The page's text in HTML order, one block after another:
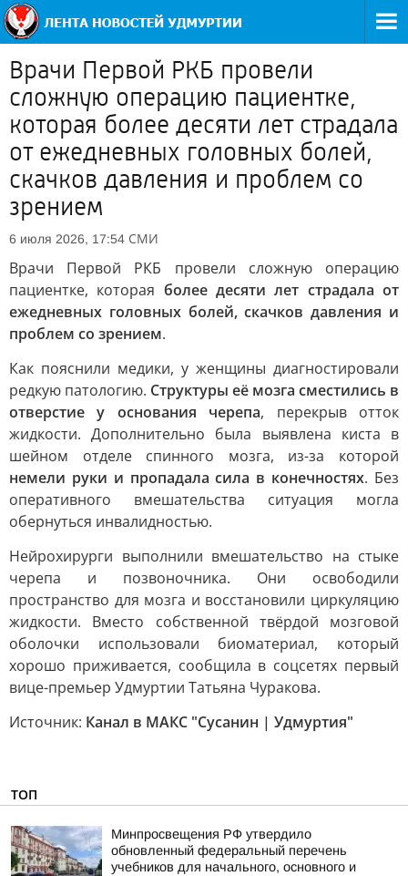
Врачи Первой РКБ провели
сложную операцию пациентке,
которая более десяти лет страдала
от ежедневных головных болей,
скачков давления и проблем со
зрением
6 июля 2026, 17:54 СМИ
Врачи Первой РКБ провели сложную операцию
пациентке, которая более десяти лет страдала от
ежедневных головных болей, скачков давления и
проблем со зрением.
Как пояснили медики, у женщины диагностировали
редкую патологию. Структуры её мозга сместились в
отверстие у основания черепа, перекрыв отток
жидкости. Дополнительно была выявлена киста в
шейном отделе спинного мозга, из-за которой
немели руки и пропадала сила в конечностях. Без
оперативного вмешательства ситуация могла
обернуться инвалидностью.
Нейрохирурги выполнили вмешательство на стыке
черепа и позвоночника. Они освободили
пространство для мозга и восстановили циркуляцию
жидкости. Вместо собственной твёрдой мозговой
оболочки использовали биоматериал, который
хорошо приживается, сообщила в соцсетях первый
вице-премьер Удмуртии Татьяна Чуракова.
Источник: Канал в МАКС "Сусанин | Удмуртия"
ТОП
Минпросвещения РФ утвердило
обновленный федеральный перечень
учебников для начального, основного и